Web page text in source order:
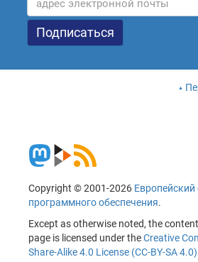
Copyright © 2001-2026
программного обеспечения.
Except as otherwise noted, the
page is licensed under theCreative
Share-Alike 4.0 License (CC-BY-SA 4.0)